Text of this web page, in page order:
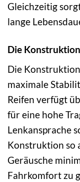
Gleichzeitig
lange
Die
Die
maximale
Reifen verfügt
für eine hohe
Lenkansprache
Konstruktion so
Geräusche
Fahrkomfort zu